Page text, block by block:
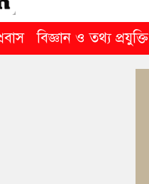
বিজ্ঞান ও তথ্য প্রযুক্তি